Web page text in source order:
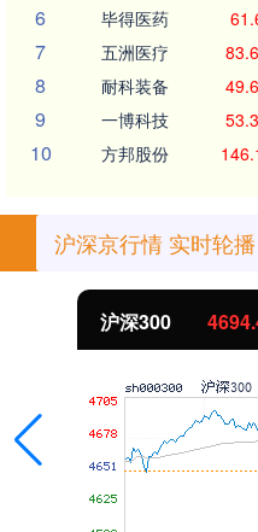
6 毕得医药
7 五洲医疗
8 耐科装备
9 一博科技
10 方邦股份
沪深京行情 实时轮播
沪深300